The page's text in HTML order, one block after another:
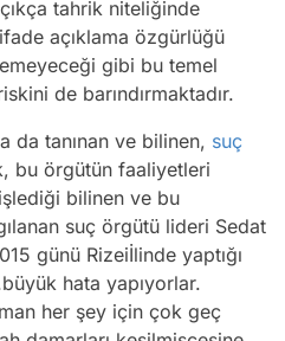
tahrik niteliğinde
açıklama özgürlüğü
gibi bu temel
de barındırmaktadır.
da tanınan ve bilinen, suç
bu örgütün faaliyetleri
bilinen ve bu
suç örgütü lideri Sedat
günü Rizeiİlinde yaptığı
hata yapıyorlar.
her şey için çok geç